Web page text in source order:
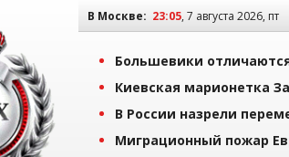
В Москве: 23:05, 7 августа 2026, пт
Большевики
Киевская марионетка
В России назрели
Миграционный пожар